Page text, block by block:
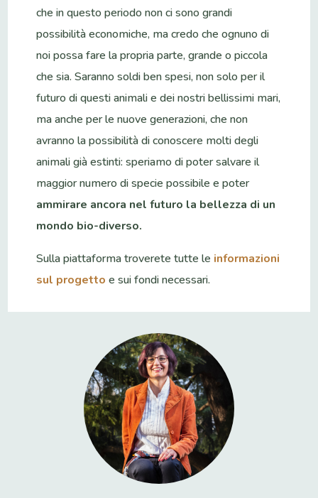
che in questo periodo non ci sono grandi
possibilità economiche, ma credo che ognuno di
noi possa fare la propria parte, grande o piccola
che sia. Saranno soldi ben spesi, non solo per il
futuro di questi animali e dei nostri bellissimi mari,
ma anche per le nuove generazioni, che non
avranno la possibilità di conoscere molti degli
animali già estinti: speriamo di poter salvare il
maggior numero di specie possibile e poter
ammirare ancora nel futuro la bellezza di un
mondo bio-diverso.
Sulla piattaforma troverete tutte le informazioni
sul progetto e sui fondi necessari.